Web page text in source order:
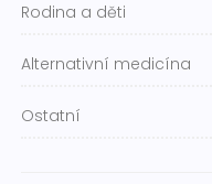
Rodina a děti
Alternativní medicína
Ostatní